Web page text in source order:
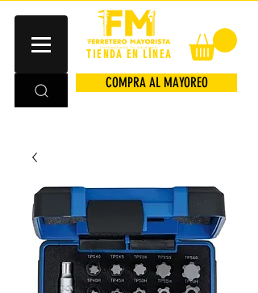
TIENDA EN LÍNEA
COMPRA AL MAYOREO